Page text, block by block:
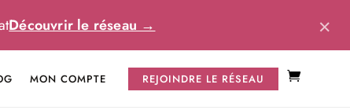
Découvrir le réseau → ×
MON COMPTE REJOINDRE LE RÉSEAU